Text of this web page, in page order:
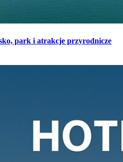
park i atrakcje przyrodnicze